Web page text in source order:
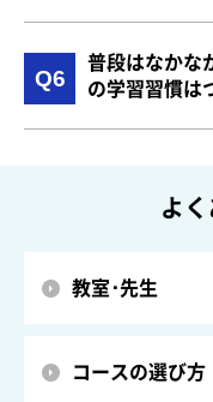
Q6
普段はなかな
の学習習慣は
よ
教室･先生
コースの選び方